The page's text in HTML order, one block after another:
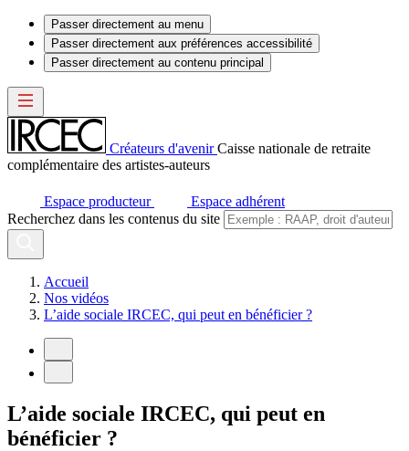
Passer directement au menu
Passer directement aux préférences accessibilité
Passer directement au contenu principal
Créateurs d'avenir Caisse nationale de retraite
complémentaire des artistes-auteurs
Espace producteur
Espace adhérent
Recherchez dans les contenus du site
Accueil
Nos vidéos
L’aide sociale IRCEC, qui peut en bénéficier ?
L’aide sociale IRCEC, qui peut en
bénéficier ?